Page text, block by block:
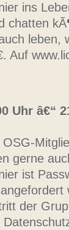
ins
chatten
leben,
Auf
Uhr â€“
gerne
ist
der